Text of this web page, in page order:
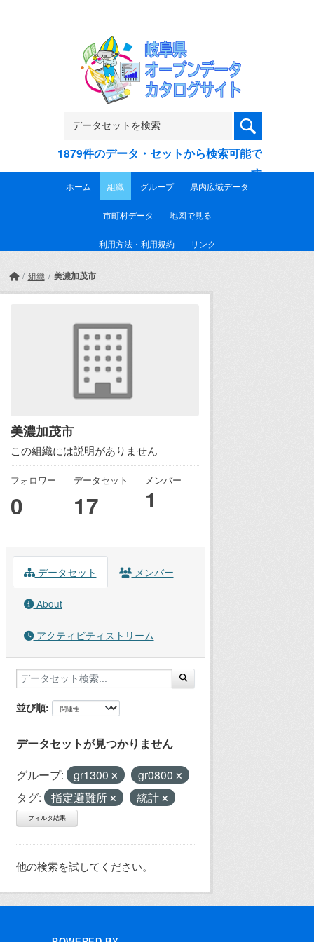
1879件のデータ・セットから検索可能で
す
ホーム 組織 グループ 県内広域データ
市町村データ 地図で見る
利用方法・利用規約 リンク
組織 美濃加茂市
美濃加茂市
この組織には説明がありません
フォロワー
0
データセット
17
メンバー
1
データセット メンバー
About
アクティビティストリーム
並び順
データセットが見つかりません
グループ: gr1300
gr0800
タグ:
指定避難所 統計
フィルタ結果
他の検索を試してください。